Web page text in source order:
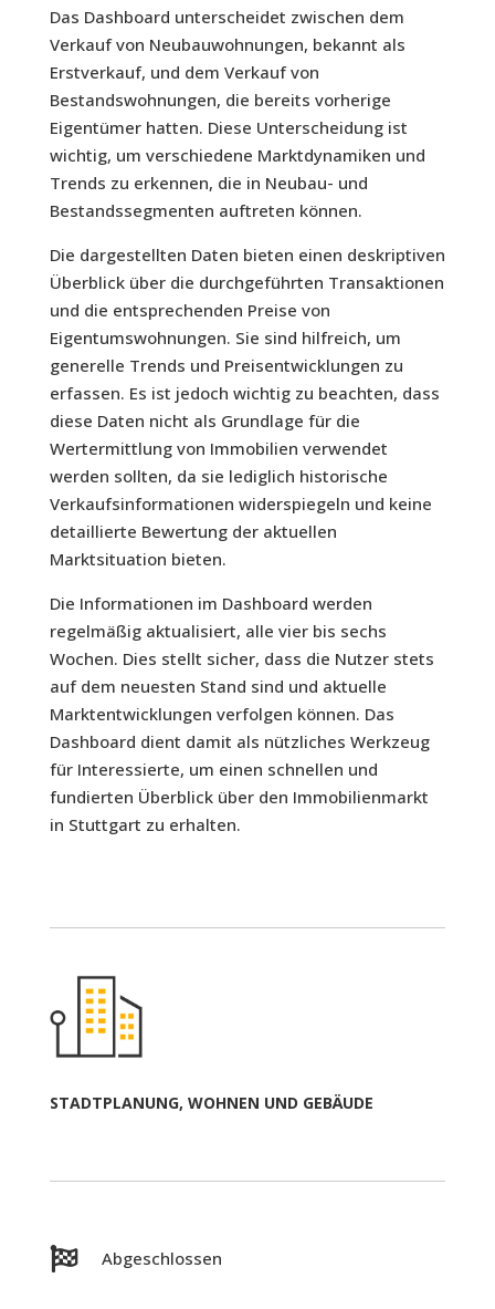
Das Dashboard unterscheidet zwischen dem
Verkauf von Neubauwohnungen, bekannt als
Erstverkauf, und dem Verkauf von
Bestandswohnungen, die bereits vorherige
Eigentümer hatten. Diese Unterscheidung ist
wichtig, um verschiedene Marktdynamiken und
Trends zu erkennen, die in Neubau- und
Bestandssegmenten auftreten können.
Die dargestellten Daten bieten einen deskriptiven
Überblick über die durchgeführten Transaktionen
und die entsprechenden Preise von
Eigentumswohnungen. Sie sind hilfreich, um
generelle Trends und Preisentwicklungen zu
erfassen. Es ist jedoch wichtig zu beachten, dass
diese Daten nicht als Grundlage für die
Wertermittlung von Immobilien verwendet
werden sollten, da sie lediglich historische
Verkaufsinformationen widerspiegeln und keine
detaillierte Bewertung der aktuellen
Marktsituation bieten.
Die Informationen im Dashboard werden
regelmäßig aktualisiert, alle vier bis sechs
Wochen. Dies stellt sicher, dass die Nutzer stets
auf dem neuesten Stand sind und aktuelle
Marktentwicklungen verfolgen können. Das
Dashboard dient damit als nützliches Werkzeug
für Interessierte, um einen schnellen und
fundierten Überblick über den Immobilienmarkt
in Stuttgart zu erhalten.
STADTPLANUNG, WOHNEN UND GEBÄUDE
 Abgeschlossen